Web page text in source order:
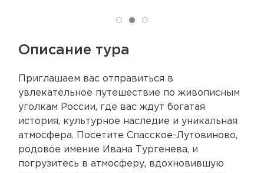
Описание тура
Приглашаем вас отправиться в
увлекательное путешествие по живописным
уголкам России, где вас ждут богатая
история, культурное наследие и уникальная
атмосфера. Посетите Спасское-Лутовиново,
родовое имение Ивана Тургенева, и
погрузитесь в атмосферу, вдохновившую